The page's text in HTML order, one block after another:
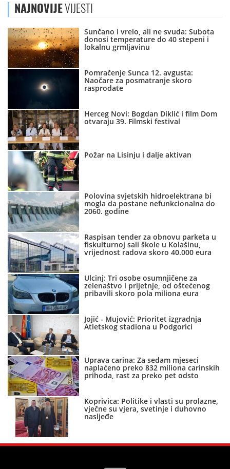
NAJNOVIJEVIJESTI
Sunčano i vrelo, ali ne svuda: Subota
donosi temperature do 40 stepeni i
lokalnu grmljavinu
Pomračenje Sunca 12. avgusta:
Naočare za posmatranje skoro
rasprodate
Herceg Novi: Bogdan Diklić i film Dom
otvaraju 39. Filmski festival
Požar na Lisinju i dalje aktivan
Polovina svjetskih hidroelektrana bi
mogla da postane nefunkcionalna do
2060. godine
Raspisan tender za obnovu parketa u
fiskulturnoj sali škole u Kolašinu,
vrijednost radova skoro 40.000 eura
Ulcinj: Tri osobe osumnjičene za
zelenaštvo i prijetnje, od oštećenog
pribavili skoro pola miliona eura
Jojić - Mujović: Prioritet izgradnja
Atletskog stadiona u Podgorici
Uprava carina: Za sedam mjeseci
naplaćeno preko 832 miliona carinskih
prihoda, rast za preko pet odsto
Koprivica: Politike i vlasti su prolazne,
vječne su vjera, svetinje i duhovno
nasljeđe